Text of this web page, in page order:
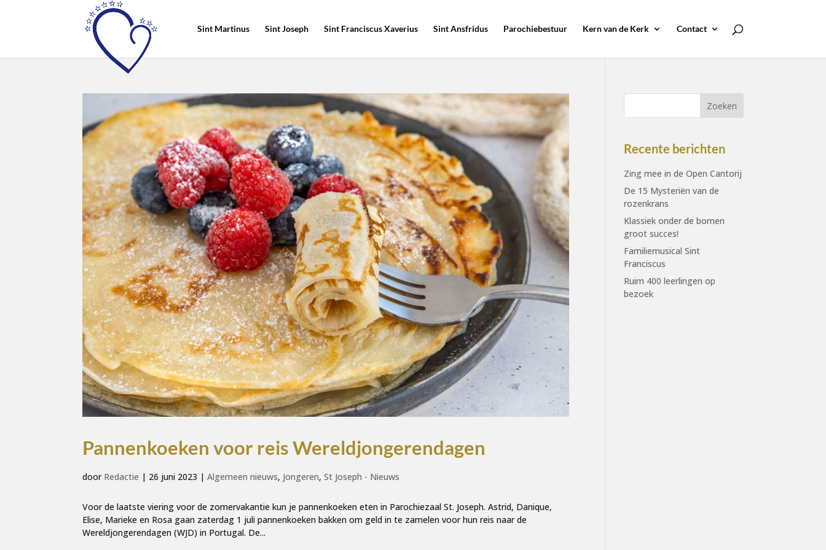
Sint Martinus Sint Joseph Sint Franciscus Xaverius Sint Ansfridus Parochiebestuur Kern van de Kerk Contact
Pannenkoeken voor reis Wereldjongerendagen
door Redactie | 26 juni 2023 |Algemeen nieuws, Jongeren,St Joseph - Nieuws
Voor de laatste viering voor de zomervakantie kun je pannenkoeken eten in Parochiezaal St. Joseph. Astrid, Danique,
Elise, Marieke en Rosa gaan zaterdag 1 juli pannenkoeken bakken om geld in te zamelen voor hun reis naar de
Wereldjongerendagen (WJD) in Portugal. De...
Recente berichten
Zing mee in de Open Cantorij
De 15 Mysteriën van de
rozenkrans
Klassiek onder de bomen
groot succes!
Familiemusical Sint
Franciscus
Ruim 400 leerlingen op
bezoek